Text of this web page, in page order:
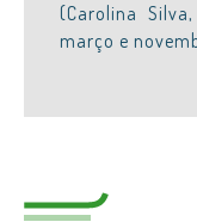
(Carolina
março e